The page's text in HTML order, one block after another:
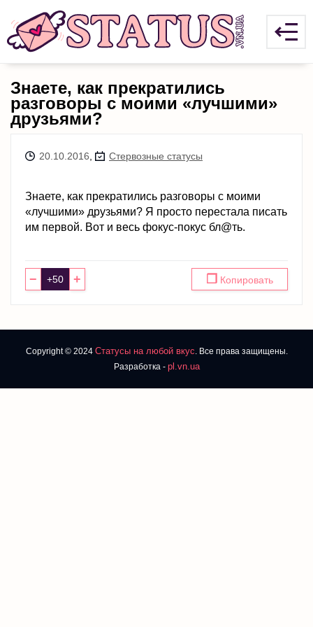
Знаете, как прекратились
разговоры с моими «лучшими»
друзьями?
20.10.2016 Стервозные статусы
Знаете, как прекратились разговоры с моими
«лучшими» друзьями? Я просто перестала писать
им первой. Вот и весь фокус-покус бл@ть.
− + ❐ Копировать
Copyright © 2024 Статусы на любой вкус. Все права защищены.
Разработка - pl.vn.ua